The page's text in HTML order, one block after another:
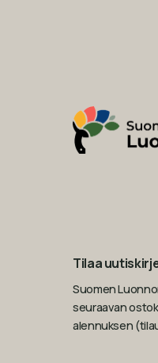
Tilaa
Suomen
seuraavan
alennuksen